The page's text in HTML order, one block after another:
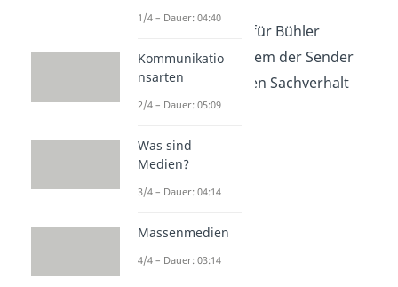
Die Sprache ist also für Bühler
dasWerkzeug, mit dem der Sender
dem Empfänger einen Sachverhalt
vermittelt.
1/4 – Dauer: 04:40
Kommunikatio
nsarten
2/4 – Dauer: 05:09
Was sind
Medien?
3/4 – Dauer: 04:14
Massenmedien
4/4 – Dauer: 03:14